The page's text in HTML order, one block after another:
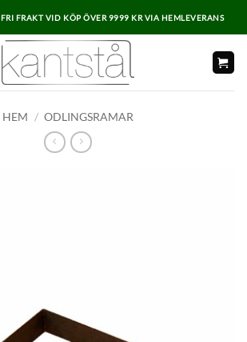
FRI FRAKT VID KÖP ÖVER 9999 KR VIA HEMLEVERANS
HEM / ODLINGSRAMAR